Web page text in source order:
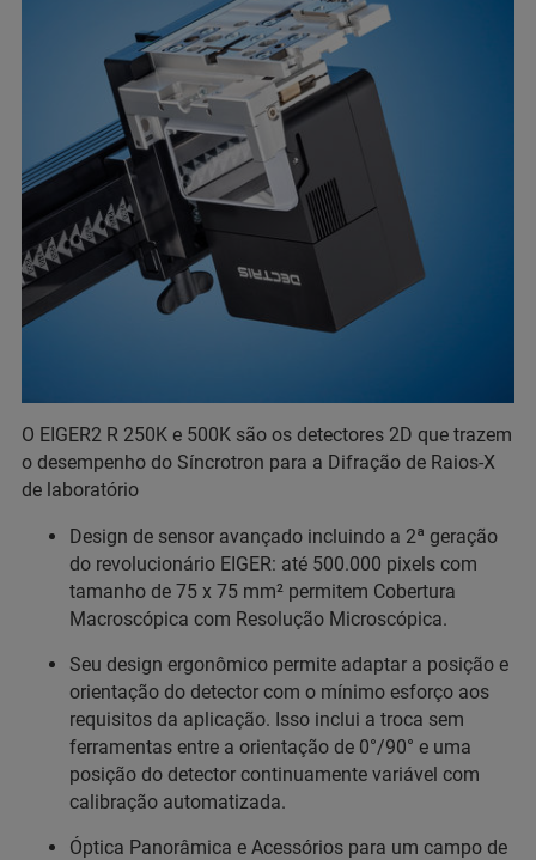
O EIGER2 R 250K e 500K são os detectores 2D que trazem
o desempenho do Síncrotron para a Difração de Raios-X
de laboratório
Design de sensor avançado incluindo a 2ª geração
do revolucionário EIGER: até 500.000 pixels com
tamanho de 75 x 75 mm² permitem Cobertura
Macroscópica com Resolução Microscópica.
Seu design ergonômico permite adaptar a posição e
orientação do detector com o mínimo esforço aos
requisitos da aplicação. Isso inclui a troca sem
ferramentas entre a orientação de 0°/90° e uma
posição do detector continuamente variável com
calibração automatizada.
Óptica Panorâmica e Acessórios para um campo de